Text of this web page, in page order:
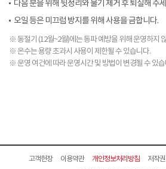
다음 분을 위해 뒷정리와 물기 제거 후 퇴실해 주
오일 등은 미끄럼 방지를 위해 사용을 금합니다.
※ 동절기 (12월~2월)에는 동파 예방을 위해 운영하지
※ 온수는 용량 초과시 사용이 제한될 수 있습니다.
※ 운영 여건에 따라 운영시간 및 방법이 변경될 수 있
고객헌장 이용약관 개인정보처리방침 저작